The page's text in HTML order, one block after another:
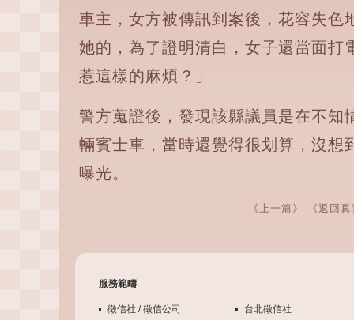
車主，女方被傳訊到案後，花容失色
她的，為了證明清白，女子還當面打
惹這樣的麻煩？」
警方蒐證後，發現該縣議員是在不知
輛賓士車，當時還覺得很划算，沒想
曝光。
《上一篇》 《返回
服務範疇
徵信社 / 徵信公司
台北徵信社